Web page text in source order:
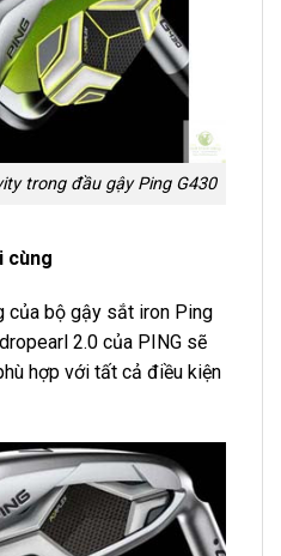
trong đầu gậy Ping G430
cùng
của bộ gậy sắt iron Ping
2.0 của PING sẽ
hợp với tất cả điều kiện